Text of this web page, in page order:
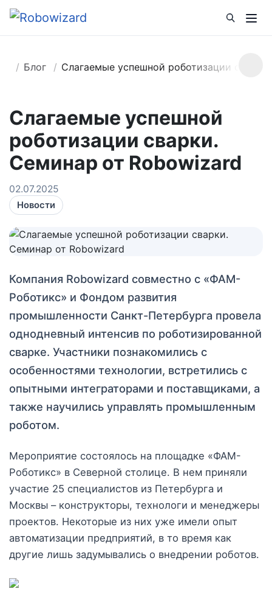
Блог Слагаемые успешной роботизации
Слагаемые успешной
роботизации сварки.
Семинар от Robowizard
02.07.2025
Новости
Компания Robowizard совместно с «ФАМ-
Роботикс» и Фондом развития
промышленности Санкт-Петербурга провела
однодневный интенсив по роботизированной
сварке. Участники познакомились с
особенностями технологии, встретились с
опытными интеграторами и поставщиками, а
также научились управлять промышленным
роботом.
Мероприятие состоялось на площадке «ФАМ-
Роботикс» в Северной столице. В нем приняли
участие 25 специалистов из Петербурга и
Москвы – конструкторы, технологи и менеджеры
проектов. Некоторые из них уже имели опыт
автоматизации предприятий, в то время как
другие лишь задумывались о внедрении роботов.